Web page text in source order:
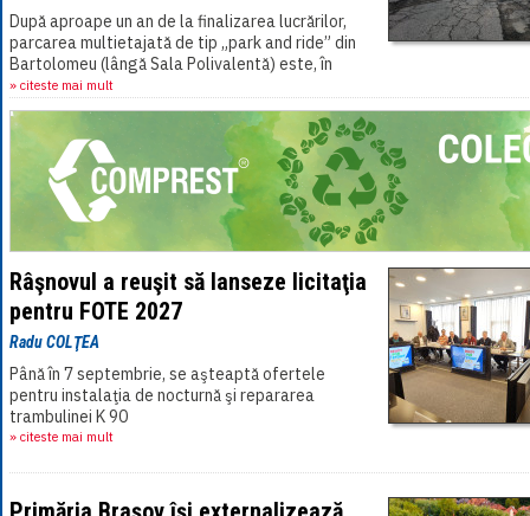
După aproape un an de la finalizarea lucrărilor,
parcarea multietajată de tip „park and ride” din
Bartolomeu (lângă Sala Polivalentă) este, în
continuare, închisă.[...]
» citeste mai mult
Râşnovul a reuşit să lanseze licitaţia
pentru FOTE 2027
Radu COLŢEA
Până în 7 septembrie, se aşteaptă ofertele
pentru instalaţia de nocturnă şi repararea
trambulinei K 90
» citeste mai mult